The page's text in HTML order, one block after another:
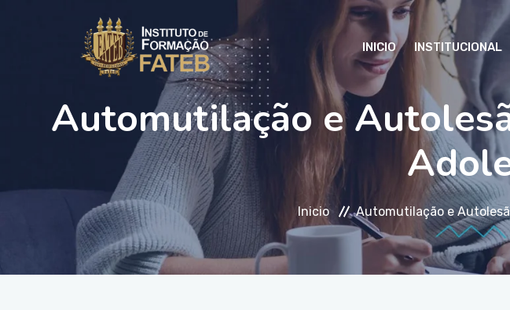
INICIO INSTITUCIONAL
Automutilação e
Inicio Automutilação e